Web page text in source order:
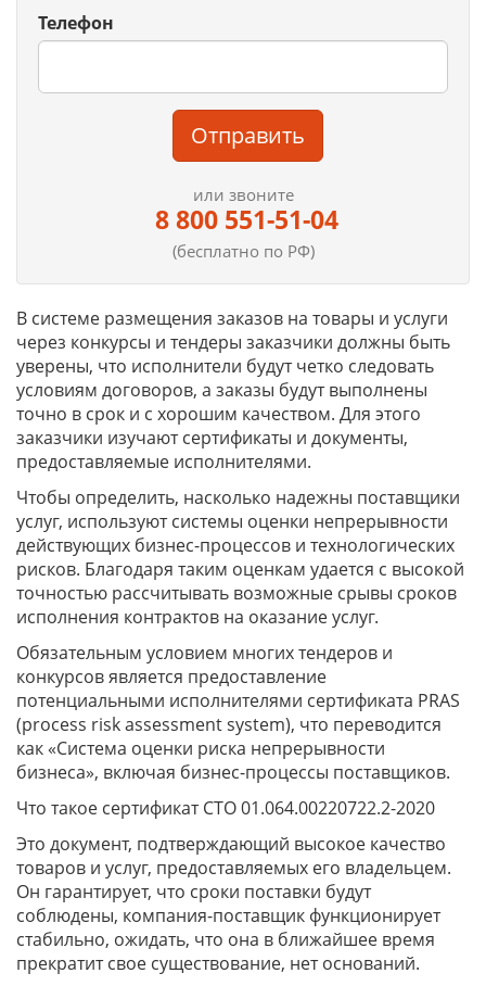
Телефон
Отправить
или звоните
8 800 551-51-04
(бесплатно по РФ)
В системе размещения заказов на товары и услуги
через конкурсы и тендеры заказчики должны быть
уверены, что исполнители будут четко следовать
условиям договоров, а заказы будут выполнены
точно в срок и с хорошим качеством. Для этого
заказчики изучают сертификаты и документы,
предоставляемые исполнителями.
Чтобы определить, насколько надежны поставщики
услуг, используют системы оценки непрерывности
действующих бизнес-процессов и технологических
рисков. Благодаря таким оценкам удается с высокой
точностью рассчитывать возможные срывы сроков
исполнения контрактов на оказание услуг.
Обязательным условием многих тендеров и
конкурсов является предоставление
потенциальными исполнителями сертификата PRAS
(process risk assessment system), что переводится
как «Система оценки риска непрерывности
бизнеса», включая бизнес-процессы поставщиков.
Что такое сертификат СТО 01.064.00220722.2-2020
Это документ, подтверждающий высокое качество
товаров и услуг, предоставляемых его владельцем.
Он гарантирует, что сроки поставки будут
соблюдены, компания-поставщик функционирует
стабильно, ожидать, что она в ближайшее время
прекратит свое существование, нет оснований.